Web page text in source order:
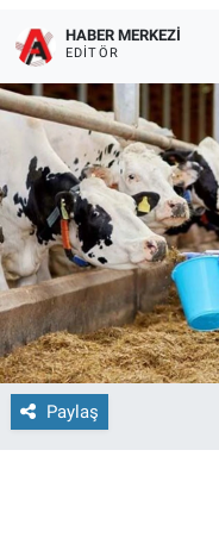
HABER MERKEZI
EDITÖR
Paylaş